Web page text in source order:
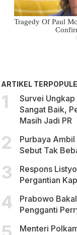
ARTIKEL
Survei
Sangat Baik,
Masih Jadi PR
Purbaya Ambil
Sebut Tak
Respons
Pergantian
Prabowo
Pengganti
Menteri